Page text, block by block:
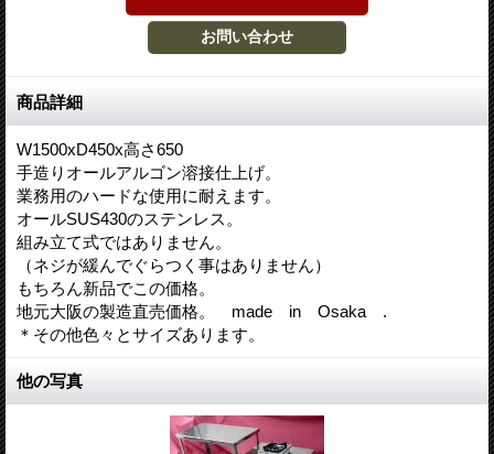
商品詳細
W1500xD450x高さ650
手造りオールアルゴン溶接仕上げ。
業務用のハードな使用に耐えます。
オールSUS430のステンレス。
組み立て式ではありません。
（ネジが緩んでぐらつく事はありません）
もちろん新品でこの価格。
地元大阪の製造直売価格。 made in Osaka .
＊その他色々とサイズあります。
他の写真